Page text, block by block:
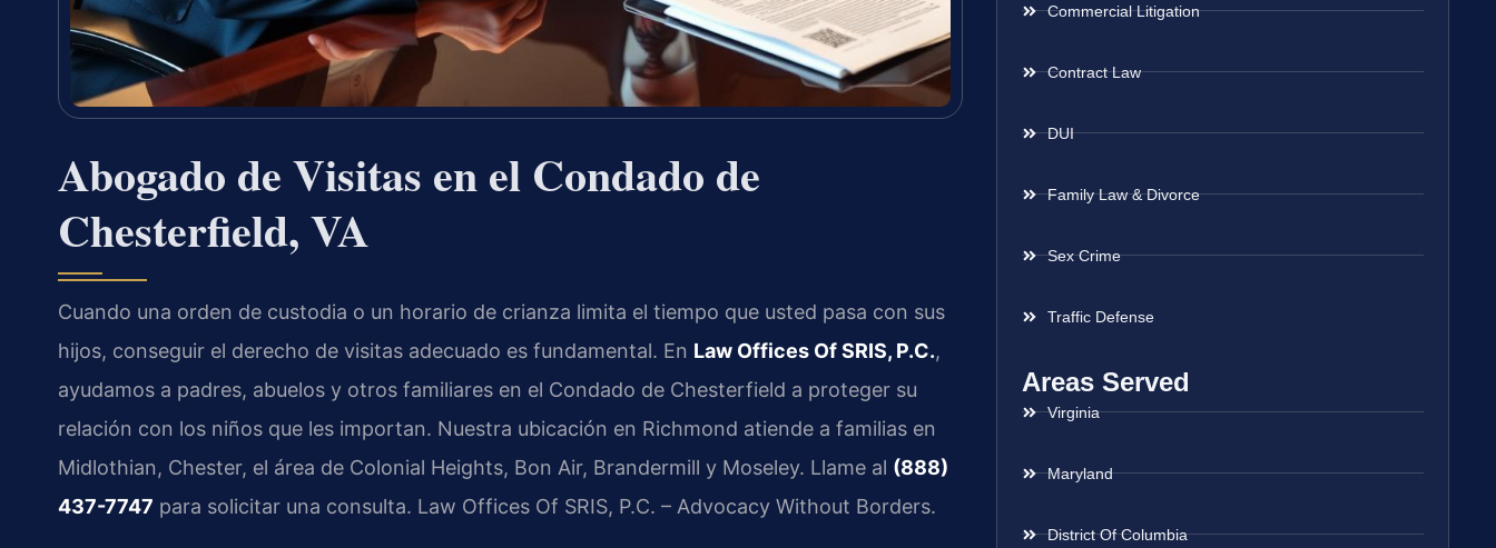
Abogado de Visitas en el Condado de
Chesterfield, VA
Cuando una orden de custodia o un horario de crianza limita el tiempo que usted pasa con sus
hijos, conseguir el derecho de visitas adecuado es fundamental. En Law Offices Of SRIS, P.C.,
ayudamos a padres, abuelos y otros familiares en el Condado de Chesterfield a proteger su
relación con los niños que les importan. Nuestra ubicación en Richmond atiende a familias en
Midlothian, Chester, el área de Colonial Heights, Bon Air, Brandermill y Moseley. Llame al (888)
437-7747 para solicitar una consulta. Law Offices Of SRIS, P.C. – Advocacy Without Borders.
Commercial Litigation
Contract Law
DUI
Family Law & Divorce
Sex Crime
Traffic Defense
Areas Served
Virginia
Maryland
District Of Columbia